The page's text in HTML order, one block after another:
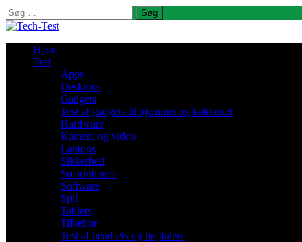
Søg
efter:
Hjem
Test
Apps
Desktops
Gadgets
Test af gadgets til hjemmet og køkkenet
Hardware
Kamera og video
Laptops
Sikkerhed
Smartphones
Software
Spil
Tablets
Tilbehør
Test af headsets og højttalere